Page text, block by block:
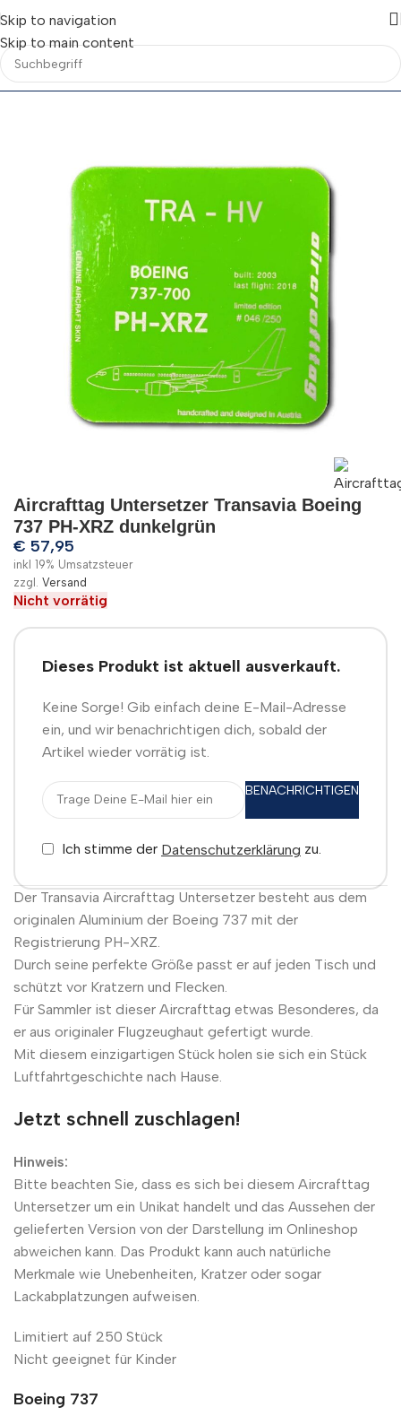
Skip to navigation
Skip to main content
Aircrafttag Untersetzer Transavia Boeing
737 PH-XRZ dunkelgrün
€ 57,95
inkl 19% Umsatzsteuer
zzgl. Versand
Nicht vorrätig
Dieses Produkt ist aktuell ausverkauft.
Keine Sorge! Gib einfach deine E-Mail-Adresse
ein, und wir benachrichtigen dich, sobald der
Artikel wieder vorrätig ist.
BENACHRICHTIGEN
Ich stimme der Datenschutzerklärung zu.
Der Transavia Aircrafttag Untersetzer besteht aus dem
originalen Aluminium der Boeing 737 mit der
Registrierung PH-XRZ.
Durch seine perfekte Größe passt er auf jeden Tisch und
schützt vor Kratzern und Flecken.
Für Sammler ist dieser Aircrafttag etwas Besonderes, da
er aus originaler Flugzeughaut gefertigt wurde.
Mit diesem einzigartigen Stück holen sie sich ein Stück
Luftfahrtgeschichte nach Hause.
Jetzt schnell zuschlagen!
Hinweis:
Bitte beachten Sie, dass es sich bei diesem Aircrafttag
Untersetzer um ein Unikat handelt und das Aussehen der
gelieferten Version von der Darstellung im Onlineshop
abweichen kann. Das Produkt kann auch natürliche
Merkmale wie Unebenheiten, Kratzer oder sogar
Lackabplatzungen aufweisen.
Limitiert auf 250 Stück
Nicht geeignet für Kinder
Boeing 737